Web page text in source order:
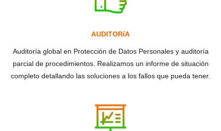
AUDITORíA
Auditoría global en Protección de Datos Personales y auditoría
parcial de procedimientos. Realizamos un informe de situación
completo detallando las soluciones a los fallos que pueda tener.